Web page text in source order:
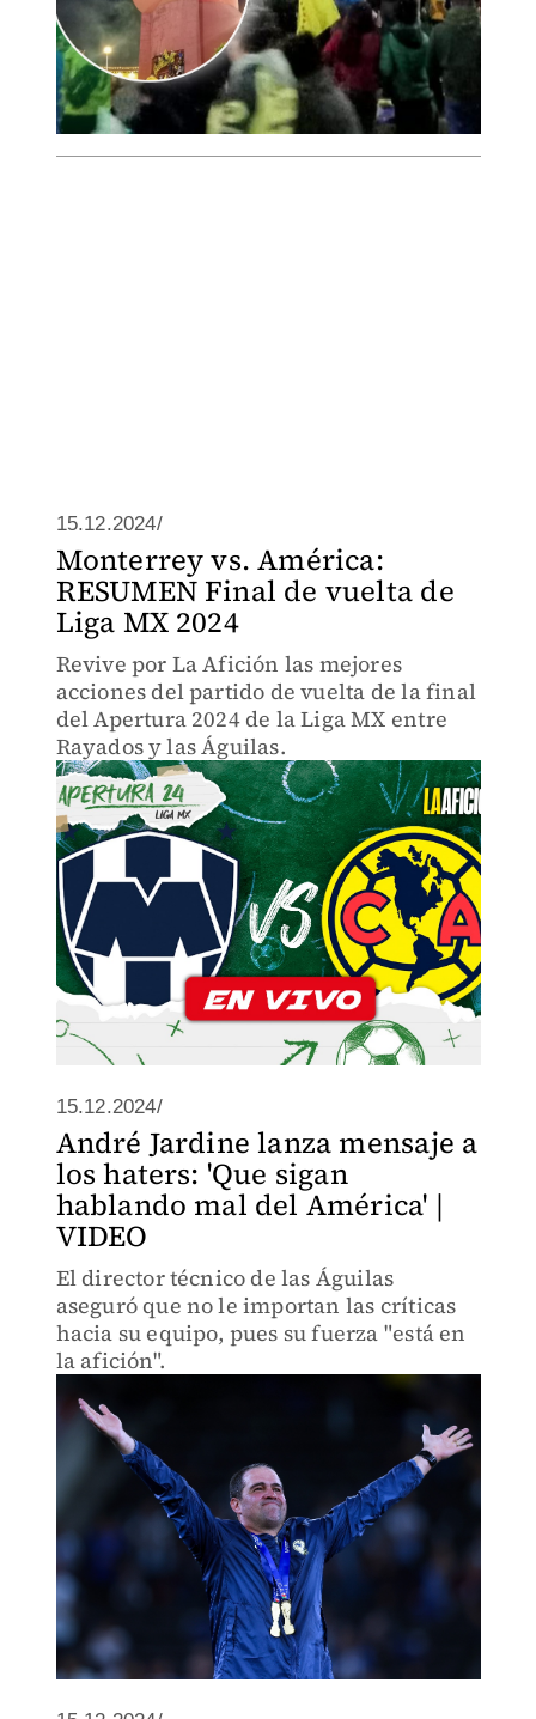
15.12.2024/
Monterrey vs. América:
RESUMEN Final de vuelta de
Liga MX 2024
Revive por La Afición las mejores
acciones del partido de vuelta de la final
del Apertura 2024 de la Liga MX entre
Rayados y las Águilas.
15.12.2024/
André Jardine lanza mensaje a
los haters: 'Que sigan
hablando mal del América' |
VIDEO
El director técnico de las Águilas
aseguró que no le importan las críticas
hacia su equipo, pues su fuerza "está en
la afición".